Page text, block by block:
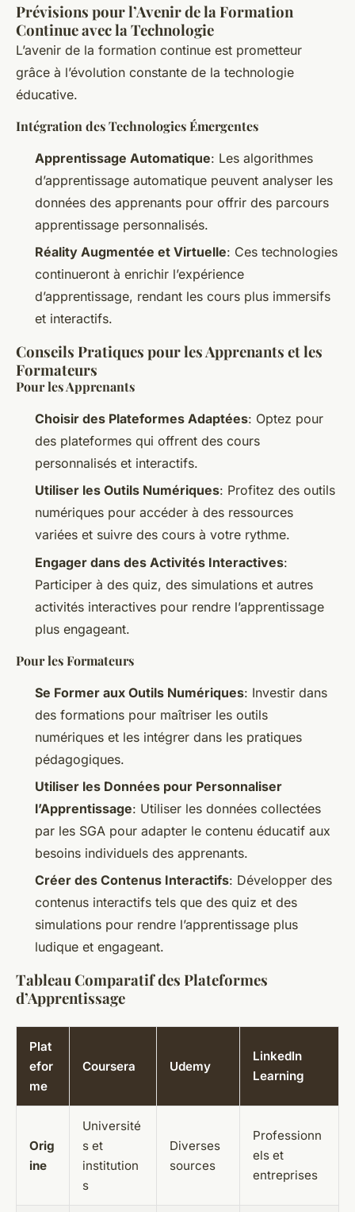
Prévisions pour l’Avenir de la Formation
Continue avec la Technologie
L’avenir de la formation continue est prometteur
grâce à l’évolution constante de la technologie
éducative.
Intégration des Technologies Émergentes
Apprentissage Automatique: Les algorithmes
d’apprentissage automatique peuvent analyser les
données des apprenants pour offrir des parcours
apprentissage personnalisés.
Réality Augmentée et Virtuelle: Ces technologies
continueront à enrichir l’expérience
d’apprentissage, rendant les cours plus immersifs
et interactifs.
Conseils Pratiques pour les Apprenants et les
Formateurs
Pour les Apprenants
Choisir des Plateformes Adaptées: Optez pour
des plateformes qui offrent des cours
personnalisés et interactifs.
Utiliser les Outils Numériques: Profitez des outils
numériques pour accéder à des ressources
variées et suivre des cours à votre rythme.
Engager dans des Activités Interactives:
Participer à des quiz, des simulations et autres
activités interactives pour rendre l’apprentissage
plus engageant.
Pour les Formateurs
Se Former aux Outils Numériques: Investir dans
des formations pour maîtriser les outils
numériques et les intégrer dans les pratiques
pédagogiques.
Utiliser les Données pour Personnaliser
l’Apprentissage: Utiliser les données collectées
par les SGA pour adapter le contenu éducatif aux
besoins individuels des apprenants.
Créer des Contenus Interactifs: Développer des
contenus interactifs tels que des quiz et des
simulations pour rendre l’apprentissage plus
ludique et engageant.
Tableau Comparatif des Plateformes
d’Apprentissage
Plat
efor
me
Coursera Udemy
LinkedIn
Learning
Orig
ine
Université
s et
institution
s
Diverses
sources
Professionn
els et
entreprises